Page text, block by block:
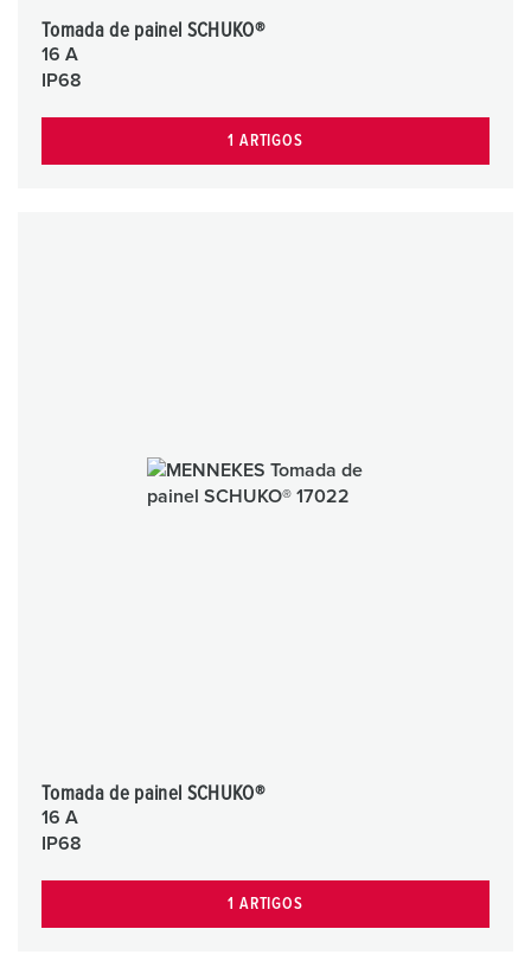
Tomada de painel SCHUKO®
16 A
IP68
1 ARTIGOS
Tomada de painel SCHUKO®
16 A
IP68
1 ARTIGOS